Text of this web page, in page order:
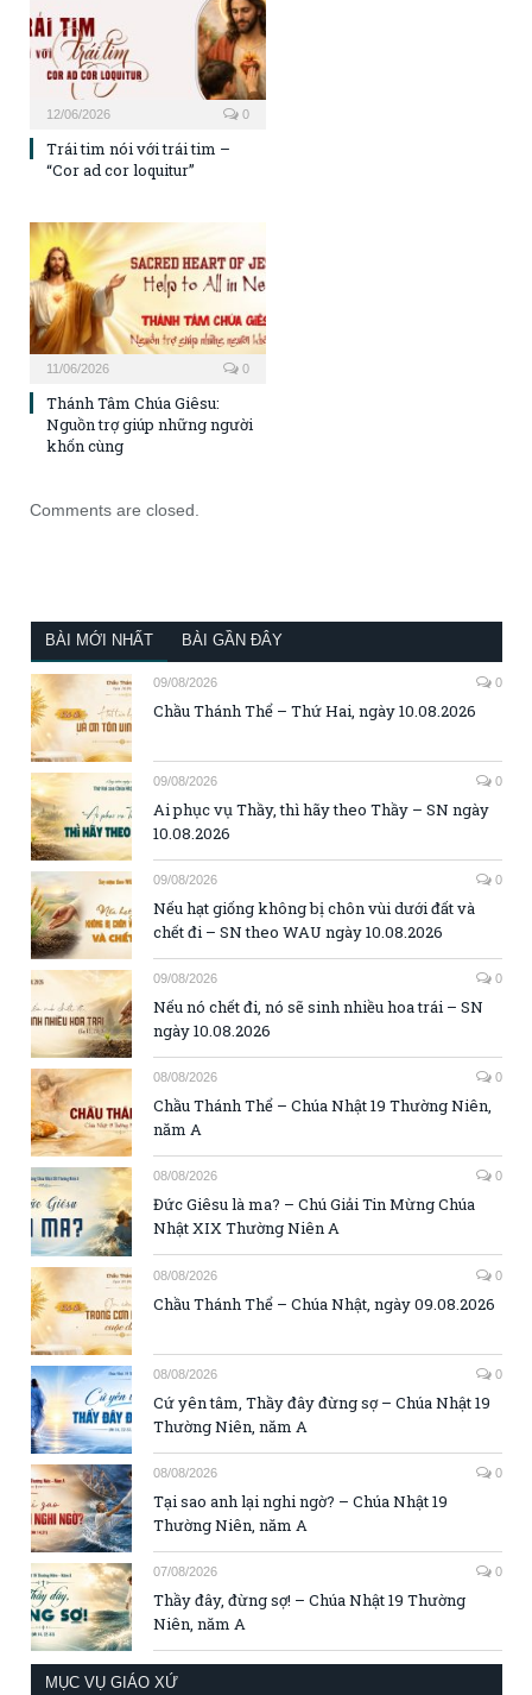
12/06/2026 0
Trái tim nói với trái tim –
“Cor ad cor loquitur”
11/06/2026 0
Thánh Tâm Chúa Giêsu:
Nguồn trợ giúp những người
khốn cùng
Comments are closed.
BÀI MỚI NHẤT BÀI GẦN ĐÂY
09/08/2026 0
Chầu Thánh Thể – Thứ Hai, ngày 10.08.2026
09/08/2026 0
Ai phục vụ Thầy, thì hãy theo Thầy – SN ngày
10.08.2026
09/08/2026 0
Nếu hạt giống không bị chôn vùi dưới đất và
chết đi – SN theo WAU ngày 10.08.2026
09/08/2026 0
Nếu nó chết đi, nó sẽ sinh nhiều hoa trái – SN
ngày 10.08.2026
08/08/2026 0
Chầu Thánh Thể – Chúa Nhật 19 Thường Niên,
năm A
08/08/2026 0
Đức Giêsu là ma? – Chú Giải Tin Mừng Chúa
Nhật XIX Thường Niên A
08/08/2026 0
Chầu Thánh Thể – Chúa Nhật, ngày 09.08.2026
08/08/2026 0
Cứ yên tâm, Thầy đây đừng sợ – Chúa Nhật 19
Thường Niên, năm A
08/08/2026 0
Tại sao anh lại nghi ngờ? – Chúa Nhật 19
Thường Niên, năm A
07/08/2026 0
Thầy đây, đừng sợ! – Chúa Nhật 19 Thường
Niên, năm A
MỤC VỤ GIÁO XỨ